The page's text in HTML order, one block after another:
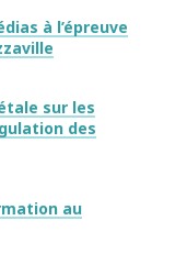
à l’épreuve
sur les
des
au